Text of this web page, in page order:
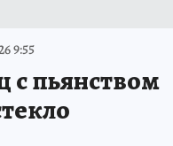
9:55
с пьянством